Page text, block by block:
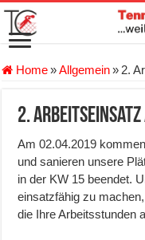
Home»Allgemein»2.
2. Arbeitseinsatz
Am 02.04.2019
und sanieren unsere
in der KW 15 beendet.
einsatzfähig zu
die Ihre Arbeitsstunden